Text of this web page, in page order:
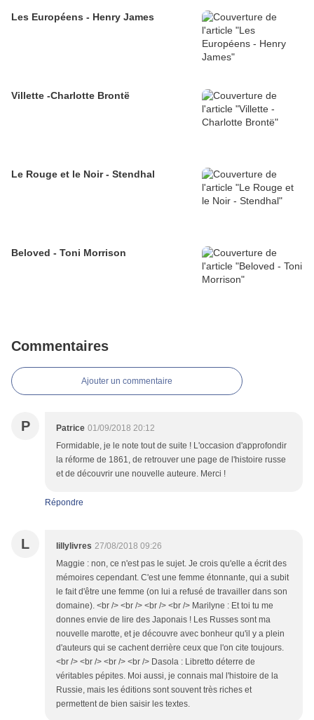
Les Européens - Henry James
Villette -Charlotte Brontë
Le Rouge et le Noir - Stendhal
Beloved - Toni Morrison
Commentaires
Ajouter un commentaire
P Patrice 01/09/2018 20:12
Formidable, je le note tout de suite ! L'occasion d'approfondir
la réforme de 1861, de retrouver une page de l'histoire russe
et de découvrir une nouvelle auteure. Merci !
Répondre
L lillylivres 27/08/2018 09:26
Maggie : non, ce n'est pas le sujet. Je crois qu'elle a écrit des
mémoires cependant. C'est une femme étonnante, qui a subit
le fait d'être une femme (on lui a refusé de travailler dans son
domaine). <br /> <br /> <br /> <br /> Marilyne : Et toi tu me
donnes envie de lire des Japonais ! Les Russes sont ma
nouvelle marotte, et je découvre avec bonheur qu'il y a plein
d'auteurs qui se cachent derrière ceux que l'on cite toujours.
<br /> <br /> <br /> <br /> Dasola : Libretto déterre de
véritables pépites. Moi aussi, je connais mal l'histoire de la
Russie, mais les éditions sont souvent très riches et
permettent de bien saisir les textes.